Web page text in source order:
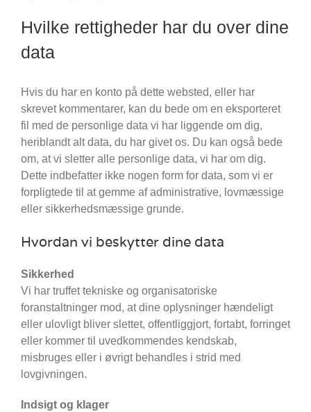
Hvilke rettigheder har du over dine
data
Hvis du har en konto på dette websted, eller har
skrevet kommentarer, kan du bede om en eksporteret
fil med de personlige data vi har liggende om dig,
heriblandt alt data, du har givet os. Du kan også bede
om, at vi sletter alle personlige data, vi har om dig.
Dette indbefatter ikke nogen form for data, som vi er
forpligtede til at gemme af administrative, lovmæssige
eller sikkerhedsmæssige grunde.
Hvordan vi beskytter dine data
Sikkerhed
Vi har truffet tekniske og organisatoriske
foranstaltninger mod, at dine oplysninger hændeligt
eller ulovligt bliver slettet, offentliggjort, fortabt, forringet
eller kommer til uvedkommendes kendskab,
misbruges eller i øvrigt behandles i strid med
lovgivningen.
Indsigt og klager